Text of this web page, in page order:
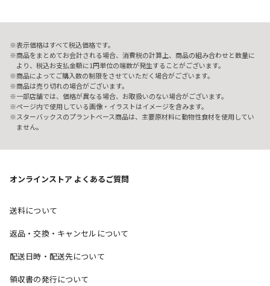
表示価格はすべて税込価格です。
商品をまとめてお会計される場合、消費税の計算上、商品の組み合わせと数量に
より、税込お支払金額に1円単位の端数が発生することがございます。
商品によってご購入数の制限をさせていただく場合がございます。
商品は売り切れの場合がございます。
一部店舗では、価格が異なる場合、お取扱いのない場合がございます。
ページ内で使用している画像・イラストはイメージを含みます。
スターバックスのプラントベース商品は、主要原材料に動物性食材を使用してい
ません。
オンラインストア よくあるご質問
送料について
返品・交換・キャンセルについて
配送日時・配送先について
領収書の発行について